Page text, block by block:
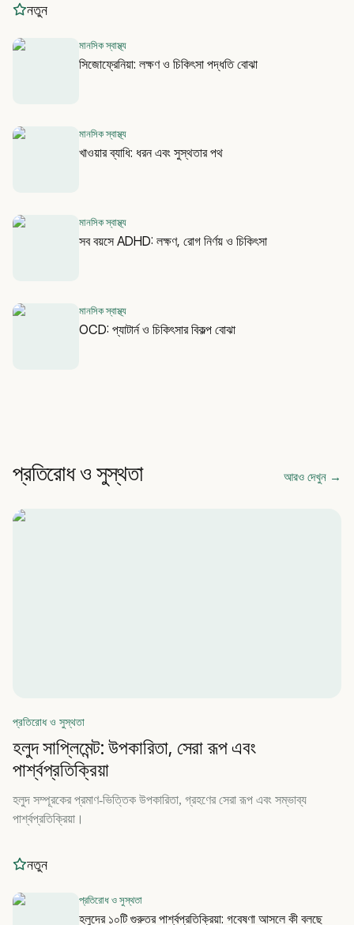
নতুন
মানসিক স্বাস্থ্য
সিজোফ্রেনিয়া: লক্ষণ ও চিকিৎসা পদ্ধতি বোঝা
মানসিক স্বাস্থ্য
খাওয়ার ব্যাধি: ধরন এবং সুস্থতার পথ
মানসিক স্বাস্থ্য
সব বয়সে ADHD: লক্ষণ, রোগ নির্ণয় ও চিকিৎসা
মানসিক স্বাস্থ্য
OCD: প্যাটার্ন ও চিকিৎসার বিকল্প বোঝা
প্রতিরোধ ও সুস্থতা আরও দেখুন →
প্রতিরোধ ও সুস্থতা
হলুদ সাপ্লিমেন্ট: উপকারিতা, সেরা রূপ এবং
পার্শ্বপ্রতিক্রিয়া
হলুদ সম্পূরকের প্রমাণ-ভিত্তিক উপকারিতা, গ্রহণের সেরা রূপ এবং সম্ভাব্য
পার্শ্বপ্রতিক্রিয়া।
নতুন
প্রতিরোধ ও সুস্থতা
হলুদের ১০টি গুরুতর পার্শ্বপ্রতিক্রিয়া: গবেষণা আসলে কী বলছে